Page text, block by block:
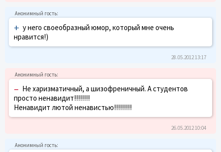
+ у него своеобразный юмор, который мне очень
нравится!)
28.05.2012 13:17
– Не харизматичный, а шизофреничный. А студентов
просто ненавидит!!!!!!!!
Ненавидит лютой ненавистью!!!!!!!!!
26.05.2012 10:04